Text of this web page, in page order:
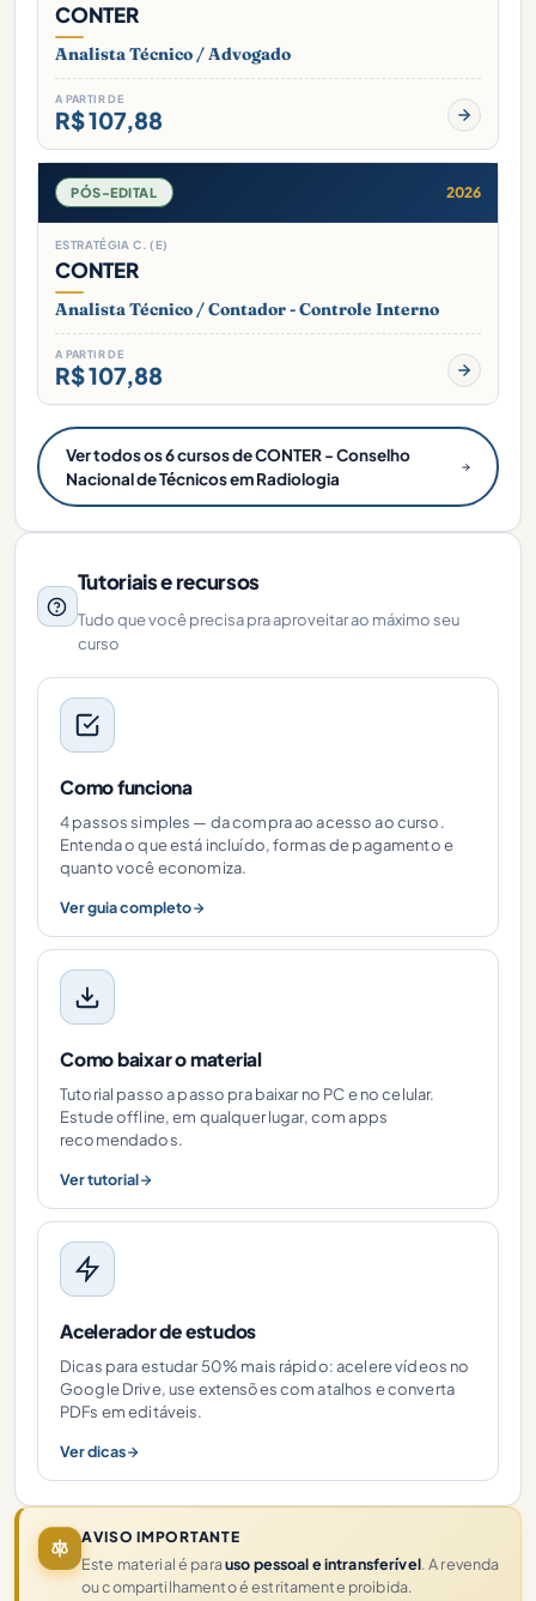
CONTER
Analista Técnico / Advogado
A PARTIR DE
R$ 107,88
PÓS-EDITAL 2026
ESTRATÉGIA C. (E)
CONTER
Analista Técnico / Contador - Controle Interno
A PARTIR DE
R$ 107,88
Ver todos os 6 cursos de CONTER - Conselho
Nacional de Técnicos em Radiologia
Tutoriais e recursos
Tudo que você precisa pra aproveitar ao máximo seu
curso
Como funciona
4 passos simples — da compra ao acesso ao curso.
Entenda o que está incluído, formas de pagamento e
quanto você economiza.
Ver guia completo
Como baixar o material
Tutorial passo a passo pra baixar no PC e no celular.
Estude offline, em qualquer lugar, com apps
recomendados.
Ver tutorial
Acelerador de estudos
Dicas para estudar 50% mais rápido: acelere vídeos no
Google Drive, use extensões com atalhos e converta
PDFs em editáveis.
Ver dicas
AVISO IMPORTANTE
Este material é parauso pessoal e intransferível. A revenda
ou compartilhamento é estritamente proibida.